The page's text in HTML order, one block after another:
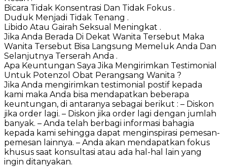
Bicara Tidak Konsentrasi Dan Tidak Fokus .
Duduk Menjadi Tidak Tenang .
Libido Atau Gairah Seksual Meningkat .
Jika Anda Berada Di Dekat Wanita Tersebut Maka
Wanita Tersebut Bisa Langsung Memeluk Anda Dan
Selanjutnya Terserah Anda .
Apa Keuntungan Saya Jika Mengirimkan Testimonial
Untuk Potenzol Obat Perangsang Wanita ?
Jika Anda mengirimkan testimonial postif kepada
kami maka Anda bisa mendapatkan beberapa
keuntungan, di antaranya sebagai berikut : – Diskon
jika order lagi. – Diskon jika order lagi dengan jumlah
banyak. – Anda telah berbagi informasi bahagia
kepada kami sehingga dapat menginspirasi pemesan-
pemesan lainnya. – Anda akan mendapatkan fokus
khusus saat konsultasi atau ada hal-hal lain yang
ingin ditanyakan.